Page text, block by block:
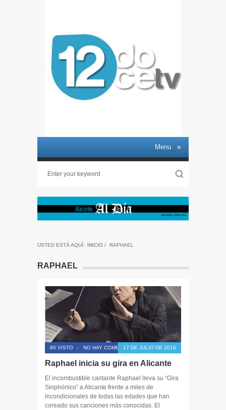
Menu ≡
USTED ESTÁ AQUÍ: INICIO / RAPHAEL
RAPHAEL
80 VISTO - NO HAY COMENTARIOS17 DE JULIO DE 2016
Raphael inicia su gira en Alicante
El incombustible cantante Raphael lleva su “Gira
Sinphónico” a Alicante frente a miles de
incondicionales de todas las edades que han
coreado sus canciones más conocidas. El